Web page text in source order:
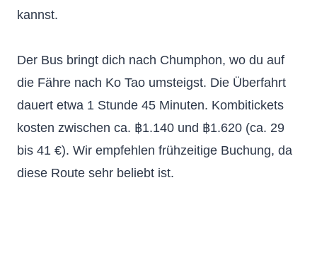
kannst.
Der Bus bringt dich nach Chumphon, wo du auf
die Fähre nach Ko Tao umsteigst. Die Überfahrt
dauert etwa 1 Stunde 45 Minuten. Kombitickets
kosten zwischen ca. ฿1.140 und ฿1.620 (ca. 29
bis 41 €). Wir empfehlen frühzeitige Buchung, da
diese Route sehr beliebt ist.